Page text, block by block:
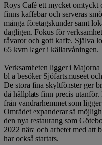
Roys Café ett mycket omtyckt
finns kaffebar och serveras
många företagskunder samt
dagligen. Fokus för
råvaror och gott kaffe. Själva
65 kvm lager i källarvåningen.
Verksamheten ligger i
bl a besöker Sjöfartsmuseet
De stora fina skyltfönster ger
då hållplats finn precis
från vandrarhemmet som
Området expanderar så
den nya restaurang som
2022 nära och arbetet med att
har också startats.